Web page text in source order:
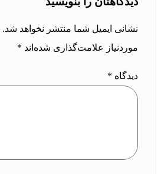
نشانی ایمیل شما منتشر نخواهد شد.
موردنیاز علامت‌گذاری شده‌اند *
دیدگاه *